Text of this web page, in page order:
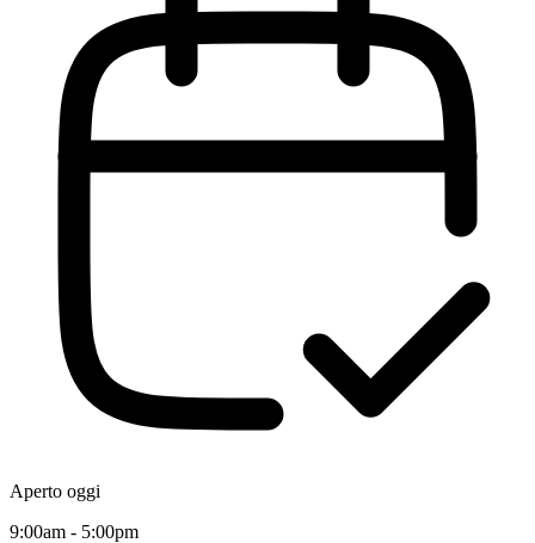
Aperto oggi
9:00am - 5:00pm